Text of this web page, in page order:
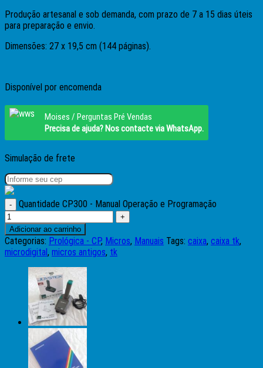
Produção artesanal e sob demanda, com prazo de 7 a 15 dias úteis
para preparação e envio.
Dimensões: 27 x 19,5 cm (144 páginas).
Disponível por encomenda
Moises / Perguntas Pré Vendas
Precisa de ajuda? Nos contacte via WhatsApp.
Simulação de frete
Quantidade CP300 - Manual Operação e Programação
Adicionar ao carrinho
Categorias: Prológica - CP, Micros, Manuais Tags: caixa, caixa tk,
microdigital, micros antigos, tk